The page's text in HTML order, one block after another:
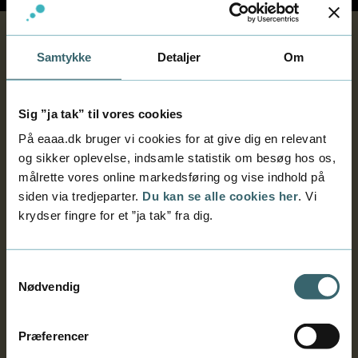
Samtykke Detaljer Om
Sig ”ja tak” til vores cookies
På eaaa.dk bruger vi cookies for at give dig en relevant
og sikker oplevelse, indsamle statistik om besøg hos os,
målrette vores online markedsføring og vise indhold på
siden via tredjeparter. Du kan se alle cookies her. Vi
krydser fingre for et ”ja tak” fra dig.
Nødvendig
Præferencer
Det lærer du om
Beskrivelser af krav og brugsmønstre
Transformation fra begrebsmæssig model til
logisk model
Det kan du, når du er færdig
Når du har tager faget 'modellering' kan du:
fastlægge krav og udarbejde modeller for
udarbejde begrebsmæssige datamodeller
baggrund af model
baggrund af model
indgå somen kompetent deltager i software-